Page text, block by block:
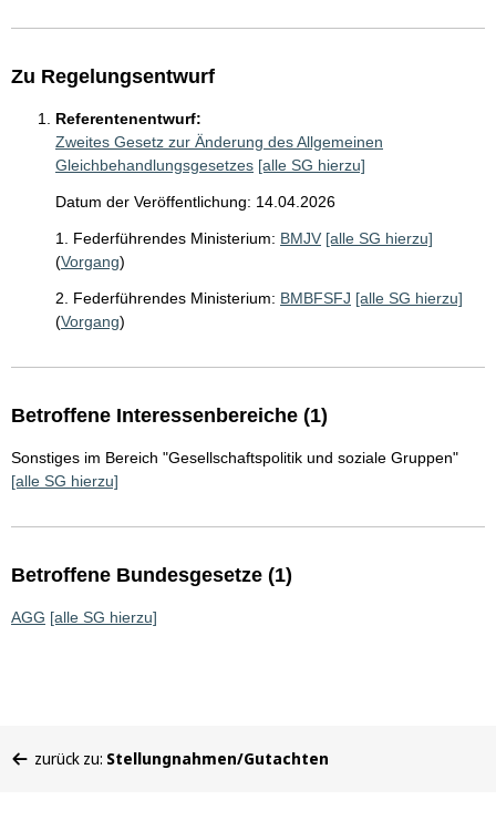
Zu Regelungsentwurf
Referentenentwurf:
Zweites Gesetz zur Änderung des Allgemeinen
Gleichbehandlungsgesetzes [alle SG hierzu]
Datum der Veröffentlichung: 14.04.2026
1. Federführendes Ministerium: BMJV [alle SG hierzu]
(Vorgang)
2. Federführendes Ministerium: BMBFSFJ [alle SG hierzu]
(Vorgang)
Betroffene Interessenbereiche (1)
Sonstiges im Bereich "Gesellschaftspolitik und soziale Gruppen"
[alle SG hierzu]
Betroffene Bundesgesetze (1)
AGG [alle SG hierzu]
befinden
zurück zu: Stellungnahmen/Gutachten